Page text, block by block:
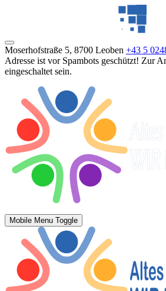
Moserhofstraße 5, 8700 Leoben +43 5
Adresse ist vor Spambots geschützt! Zur
eingeschaltet sein.
Mobile Menu Toggle